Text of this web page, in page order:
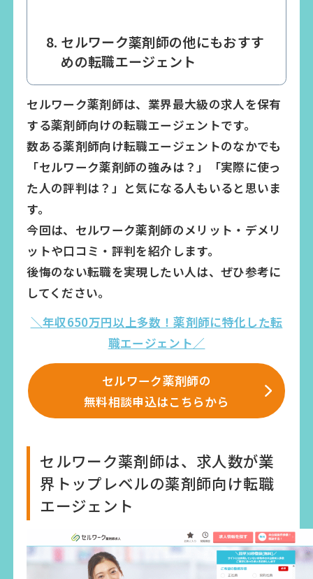
セルワーク薬剤師の他にもおすす
めの転職エージェント
セルワーク薬剤師は、業界最大級の求人を保有
する薬剤師向けの転職エージェントです。
数ある薬剤師向け転職エージェントのなかでも
「セルワーク薬剤師の強みは？」「実際に使っ
た人の評判は？」と気になる人もいると思いま
す。
今回は、セルワーク薬剤師のメリット・デメリ
ットや口コミ・評判を紹介します。
後悔のない転職を実現したい人は、ぜひ参考に
してください。
＼年収650万円以上多数！薬剤師に特化した転
職エージェント／
セルワーク薬剤師の
無料相談申込はこちらから
セルワーク薬剤師は、求人数が業
界トップレベルの薬剤師向け転職
エージェント